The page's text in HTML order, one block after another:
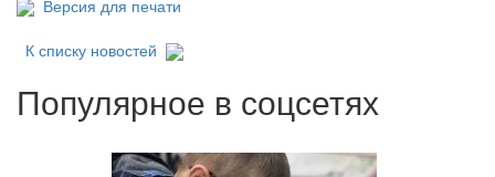
Версия для печати
К списку новостей
Популярное в соцсетях